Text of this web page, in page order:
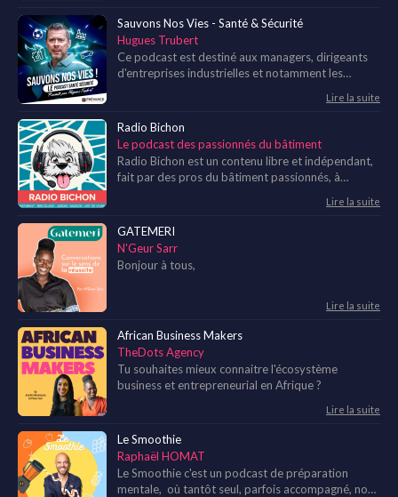
Sauvons Nos Vies - Santé & Sécurité
Hugues Trubert
Ce podcast est destiné aux managers, dirigeants
d'entreprises industrielles et notamment les
podcast les sujets de la Santé et de la Sécurité que
ce soit sur la route, au travail, à la maison ou lors
de nos occupations personnelles. Je vous donnerai
des clés pour faire progresser votre culture
sécurité, vous serez alors sensibilisés sur les
dangers, les risques et les imprudences que l'on
essentiellement axées sous l'angle humain plutôt
que technique ou réglementaire. Chaque mois, je
recevrai aussi des invités pour échanger sur ces
Lire la suite
Radio Bichon
Le podcast des passionnés du bâtiment
Radio Bichon est un contenu libre et indépendant,
fait par des pros du bâtiment passionnés, à
Lire la suite
GATEMERI
N'Geur Sarr
Bonjour à tous,
Lire la suite
African Business Makers
TheDots Agency
Tu souhaites mieux connaitre l'écosystème
business et entrepreneurial en Afrique ?
Lire la suite
Le Smoothie
Raphaël HOMAT
Le Smoothie c'est un podcast de préparation
mentale, où tantôt seul, parfois accompagné, nous